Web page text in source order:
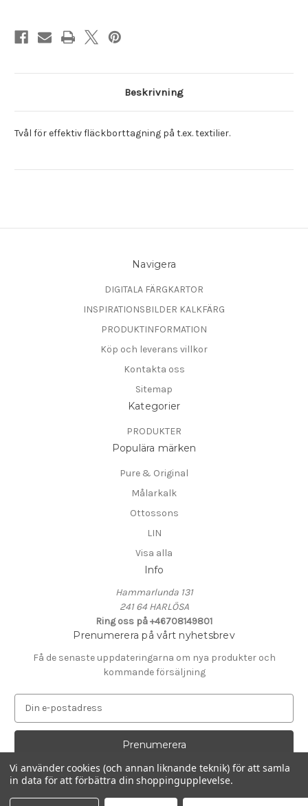
Beskrivning
Tvål för effektiv fläckborttagning på t.ex. textilier.
Navigera
DIGITALA FÄRGKARTOR
INSPIRATIONSBILDER KALKFÄRG
PRODUKTINFORMATION
Köp och leverans villkor
Kontakta oss
Sitemap
Kategorier
PRODUKTER
Populära märken
Pure & Original
Målarkalk
Ottossons
LIN
Visa alla
Info
Hammarlunda 131
241 64 HARLÖSA
Ring oss på +46708149801
Prenumerera på vårt nyhetsbrev
Få de senaste uppdateringarna om nya produkter och
kommande försäljning
p
t
a
d
Drivs av BigCommerce
© 2026 KALK i Hammarlunda
Vi använder cookies (och annan liknande teknik) för att samla
in data för att förbättra din shoppingupplevelse.